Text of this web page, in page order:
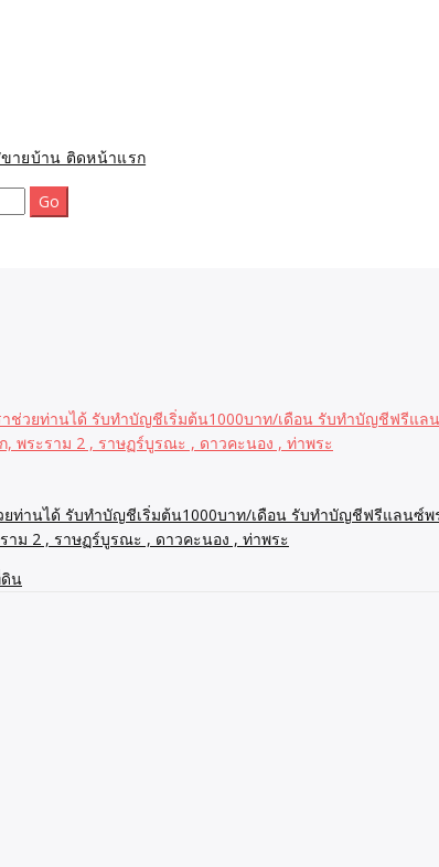
ายบ้าน ติดหน้าแรก
ราช่วยท่านได้ รับทำบัญชีเริ่มต้น1000บาท/เดือน รับทำบัญชีฟรี
, พระราม 2 , ราษฏร์บูรณะ , ดาวคะนอง , ท่าพระ
น